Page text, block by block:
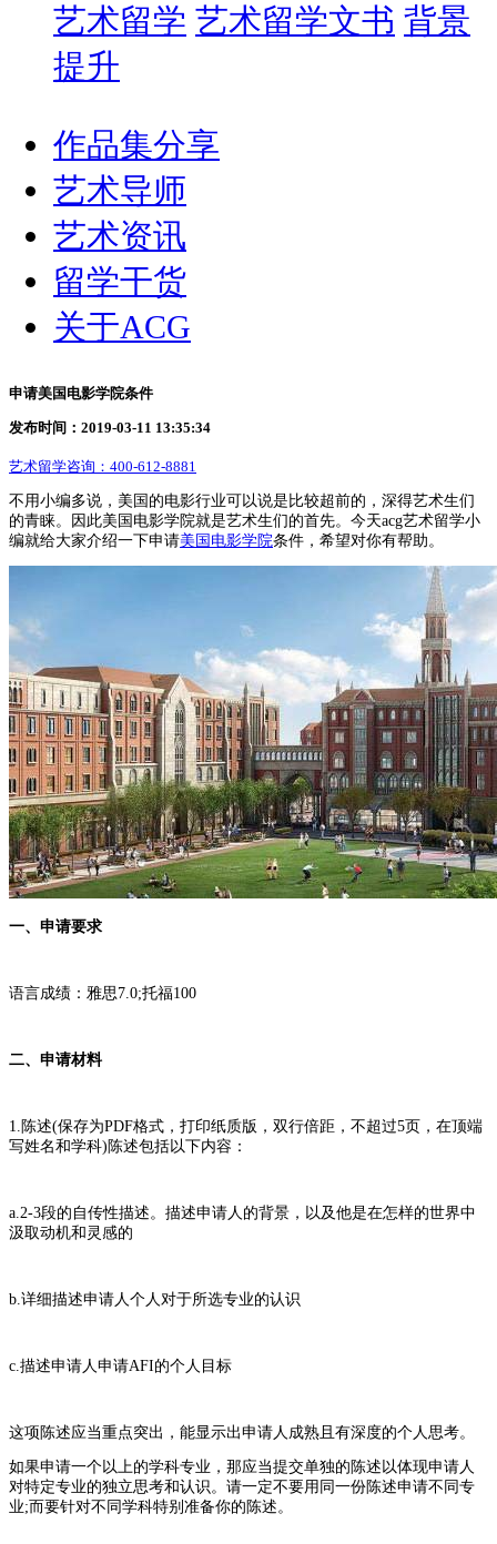
艺术留学 艺术留学文书 背景
提升
作品集分享
艺术导师
艺术资讯
留学干货
关于ACG
申请美国电影学院条件
发布时间：2019-03-11 13:35:34
艺术留学咨询： 400-612-8881
不用小编多说，美国的电影行业可以说是比较超前的，深得艺术生们
的青睐。因此美国电影学院就是艺术生们的首先。今天acg艺术留学小
编就给大家介绍一下申请美国电影学院条件，希望对你有帮助。
一、申请要求
语言成绩：雅思7.0;托福100
二、申请材料
1.陈述(保存为PDF格式，打印纸质版，双行倍距，不超过5页，在顶端
写姓名和学科)陈述包括以下内容：
a.2-3段的自传性描述。描述申请人的背景，以及他是在怎样的世界中
汲取动机和灵感的
b.详细描述申请人个人对于所选专业的认识
c.描述申请人申请AFI的个人目标
这项陈述应当重点突出，能显示出申请人成熟且有深度的个人思考。
如果申请一个以上的学科专业，那应当提交单独的陈述以体现申请人
对特定专业的独立思考和认识。请一定不要用同一份陈述申请不同专
业;而要针对不同学科特别准备你的陈述。